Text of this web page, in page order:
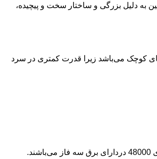
به دلیل بزرگی و ساختار سخت و پیچیده،
کوچک می‌باشد زیرا قدرت کمتری در سرد